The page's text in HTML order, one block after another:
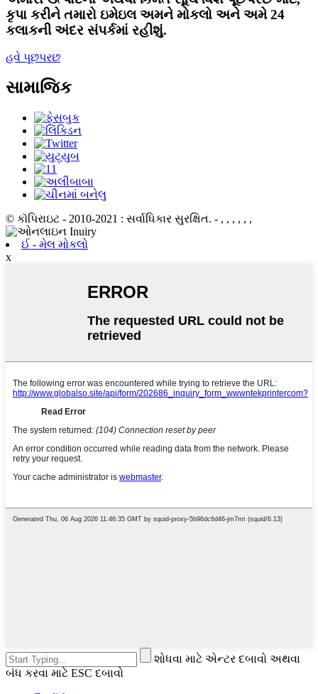
કૃપા કરીને તમારો ઇમેઇલ અમને મોકલો અને અમે 24
કલાકની અંદર સંપર્કમાં રહીશું.
હવે પૂછપરછ
સામાજિક
© કૉપિરાઇટ - 2010-2021 : સર્વાધિકાર સુરક્ષિત. - , , , , , ,
ઈ - મેલ મોકલો
x
શોધવા માટે એન્ટર દબાવો અથવા
બંધ કરવા માટે ESC દબાવો